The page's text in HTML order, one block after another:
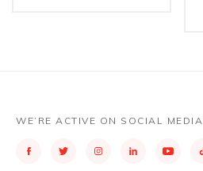
WE’RE ACTIVE ON SOCIAL MEDIA